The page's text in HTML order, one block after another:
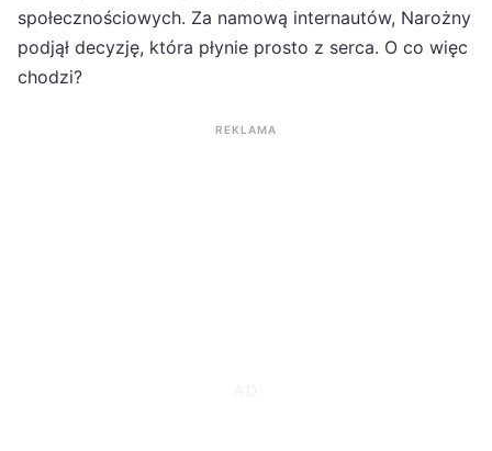
społecznościowych. Za namową internautów, Narożny
podjął decyzję, która płynie prosto z serca. O co więc
chodzi?
REKLAMA